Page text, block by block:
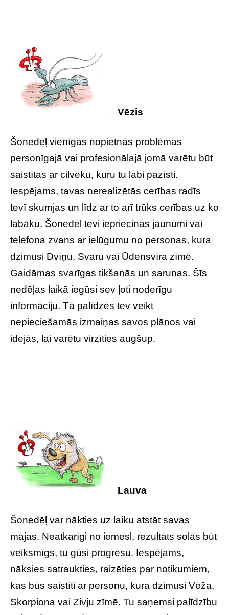
Vēzis
Šonedēļ vienīgās nopietnās problēmas
personīgajā vai profesionālajā jomā varētu būt
saistītas ar cilvēku, kuru tu labi pazīsti.
Iespējams, tavas nerealizētās cerības radīs
tevī skumjas un līdz ar to arī trūks cerības uz ko
labāku. Šonedēļ tevi iepriecinās jaunumi vai
telefona zvans ar ielūgumu no personas, kura
dzimusi Dvīņu, Svaru vai Ūdensvīra zīmē.
Gaidāmas svarīgas tikšanās un sarunas. Šīs
nedēļas laikā iegūsi sev ļoti noderīgu
informāciju. Tā palīdzēs tev veikt
nepieciešamās izmaiņas savos plānos vai
idejās, lai varētu virzīties augšup.
Lauva
Šonedēļ var nākties uz laiku atstāt savas
mājas. Neatkarīgi no iemesl, rezultāts solās būt
veiksmīgs, tu gūsi progresu. Iespējams,
nāksies satraukties, raizēties par notikumiem,
kas būs saistīti ar personu, kura dzimusi Vēža,
Skorpiona vai Zivju zīmē. Tu saņemsi palīdzību